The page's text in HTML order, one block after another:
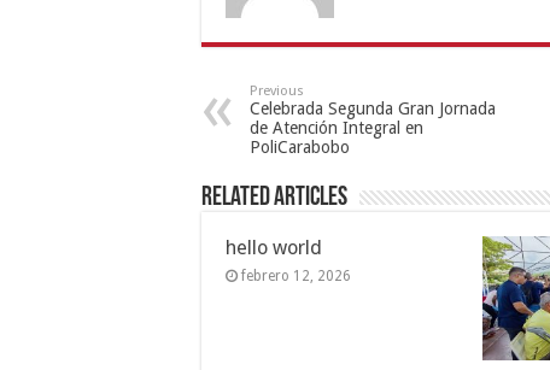
Previous
Celebrada Segunda Gran Jornada
de Atención Integral en
PoliCarabobo
Related Articles
hello world
febrero 12, 2026